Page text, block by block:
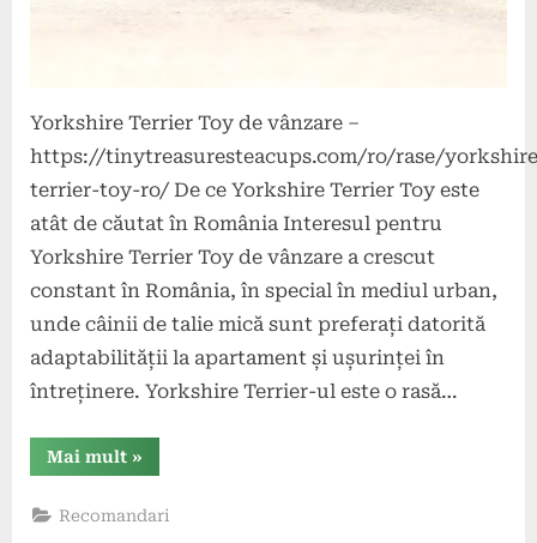
Yorkshire Terrier Toy de vânzare –
https://tinytreasuresteacups.com/ro/rase/
terrier-toy-ro/ De ce Yorkshire Terrier Toy este
atât de căutat în România Interesul pentru
Yorkshire Terrier Toy de vânzare a crescut
constant în România, în special în mediul urban,
unde câinii de talie mică sunt preferați datorită
adaptabilității la apartament și ușurinței în
întreținere. Yorkshire Terrier-ul este o rasă…
Mai mult“De
ce
Terrier
Toy
»
Recomandari